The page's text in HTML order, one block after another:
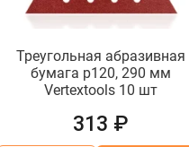
Треугольная абразивная
бумага р120, 290 мм
Vertextools 10 шт
313 ₽